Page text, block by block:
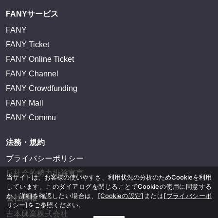
FANYサービス
FANY
FANY Ticket
FANY Online Ticket
FANY Channel
FANY Crowdfunding
FANY Mall
FANY Commu
法務・規約
プライバシーポリシー
反社会的勢力排除宣言
会社情報
吉本興業株式会社
当サイトは、お客様の使いやすさ、利用状況の分析のためCookieを利用
しています。このダイアログを閉じることでCookieの使用に同意する
か、詳細を確認したい場合は、 [Cookieの設定] または[プライバシーポ
リシー]をご参照ください。